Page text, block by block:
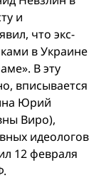
и
что экс-
в Украине
В эту
вписывается
Юрий
Виро),
идеологов
12 февраля